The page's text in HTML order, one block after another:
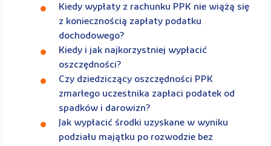
Kiedy wypłaty z rachunku PPK nie wiążą się
z koniecznością zapłaty podatku
dochodowego?
Kiedy i jak najkorzystniej wypłacić
oszczędności?
Czy dziedziczący oszczędności PPK
zmarłego uczestnika zapłaci podatek od
spadków i darowizn?
Jak wypłacić środki uzyskane w wyniku
podziału majątku po rozwodzie bez